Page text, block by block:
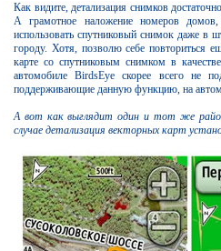
Как видите, детализация снимков
А грамотное наложение номеров
использовать спутниковый снимок даже в
городу. Хотя, позволю себе повториться
карте со спутниковым снимком в
автомобиле BirdsEye скорее всего не
поддерживающие данную функцию, на
А вот как выглядит один и тот же район
случае детализация векторных карт